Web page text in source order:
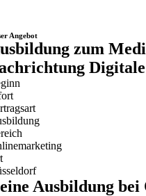
Angebot
zum
Ausbildung bei